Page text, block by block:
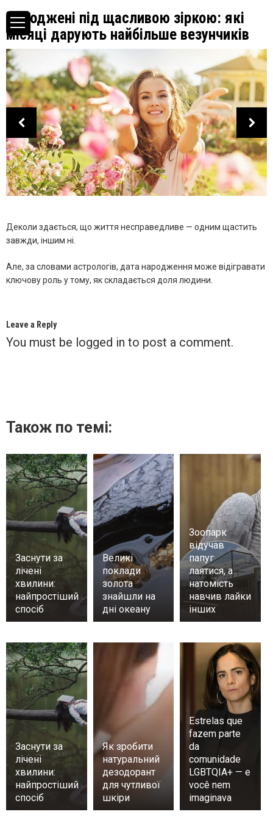
Народжені під щасливою зіркою: які
місяці дарують найбільше везунчиків
Деколи здається, що життя несправедливе — одним щастить
завжди, іншим ні.
Але, за словами астрологів, дата народження може відігравати
ключову роль у тому, як складається доля людини.
Leave a Reply
You must be logged in to post a comment.
Також по темі:
Заснути за
лічені
хвилини:
найпростіший
спосіб
Великі
поклади
золота
знайшли на
дні океану
Зоопарк
відучав
папуг
лаятися, а
натомість
навчив лайки
інших
Заснути за
лічені
хвилини:
найпростіший
спосіб
Як зробити
натуральний
дезодорант
для чутливої
шкіри
Estrelas que
fazem parte
da
comunidade
LGBTQIA+ — e
você nem
imaginava